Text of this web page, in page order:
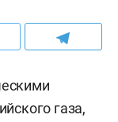
газа,